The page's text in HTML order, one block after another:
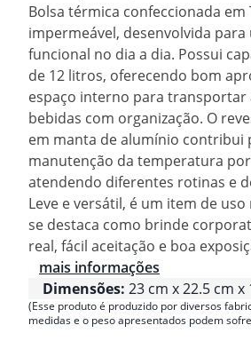
Bolsa térmica confeccionada em
impermeável, desenvolvida
funcional no dia a dia. Possui
de 12 litros, oferecendo bom
espaço interno para transportar
bebidas com organização. O
em manta de alumínio contribui
manutenção da temperatura
atendendo diferentes rotinas e
Leve e versátil, é um item de
se destaca como brinde
real, fácil aceitação e boa
mais informações
Dimensões: 23 cm x 22.5 cm x
(Esse produto é produzido por diversos
medidas e o peso apresentados podem